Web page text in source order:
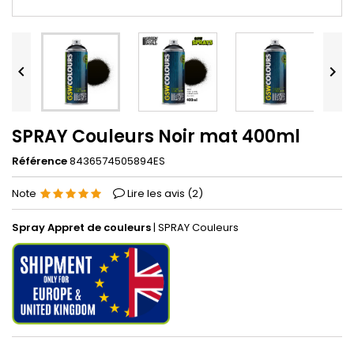
 
SPRAY Couleurs Noir mat 400ml
Référence8436574505894ES
Note Lire les avis (2)
Spray Appret de couleurs| SPRAY Couleurs